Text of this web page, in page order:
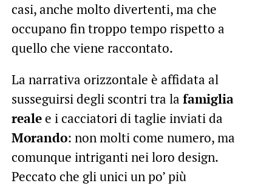
casi, anche molto divertenti, ma che
occupano fin troppo tempo rispetto a
quello che viene raccontato.
La narrativa orizzontale è affidata al
susseguirsi degli scontri tra la famiglia
realee i cacciatori di taglie inviati da
Morando: non molti come numero, ma
comunque intriganti nei loro design.
Peccato che gli unici un po’ più